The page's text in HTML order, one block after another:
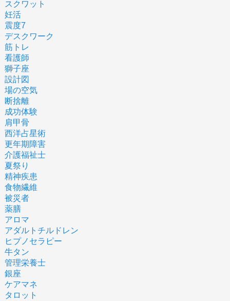
スクワット
妊活
震度7
デスクワーク
筋トレ
看護師
獅子座
設計図
場の空気
断捨離
成功体験
肩甲骨
西洋占星術
更年期障害
介護福祉士
夏祭り
精神疾患
食物繊維
被災者
薬膳
アロマ
アダルトチルドレン
ヒプノセラピー
牛タン
管理栄養士
銀座
ケアマネ
タロット